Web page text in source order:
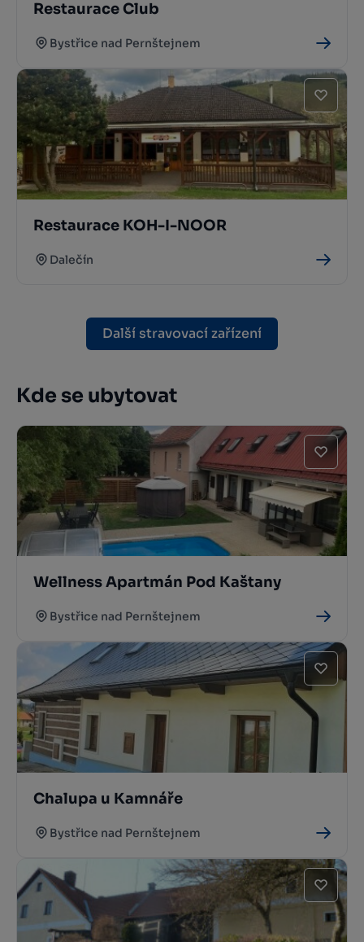
Restaurace Club
Bystřice nad Pernštejnem
Restaurace KOH-I-NOOR
Dalečín
Další stravovací zařízení
Kde se ubytovat
Wellness Apartmán Pod Kaštany
Bystřice nad Pernštejnem
Chalupa u Kamnáře
Bystřice nad Pernštejnem